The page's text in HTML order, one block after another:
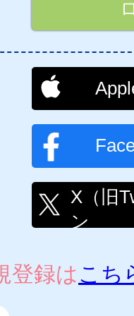
X（旧
ン
登録はこち